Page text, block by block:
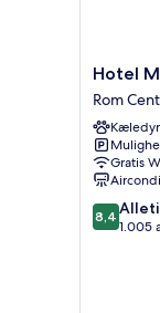
Hotel
Medici
Rom
Centrum
Hotel
Rom
Gratis
8.4
ud
8,4
1.005